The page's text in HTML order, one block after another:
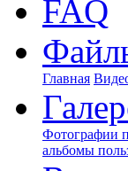
FAQ
Главная
Фотографии
альбомы